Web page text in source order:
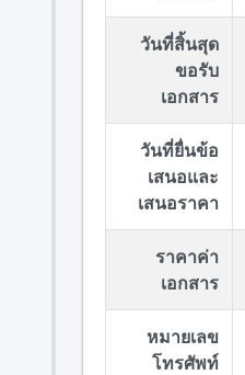
วันที่สิ้นสุด
ขอรับ
เอกสาร
วันที่ยื่นข้อ
เสนอและ
เสนอราคา
ราคาค่า
เอกสาร
หมายเลข
โทรศัพท์